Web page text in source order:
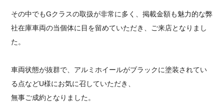
その中でもGクラスの取扱が非常に多く、掲載金額も魅力的な弊
社在庫車両の当個体に目を留めていただき、ご来店となりまし
た。
車両状態が抜群で、アルミホイールがブラックに塗装されてい
る点などU様にお気に召していただき、
無事ご成約となりました。